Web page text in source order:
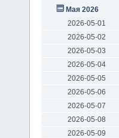
Мая 2026
2026-05-01
2026-05-02
2026-05-03
2026-05-04
2026-05-05
2026-05-06
2026-05-07
2026-05-08
2026-05-09